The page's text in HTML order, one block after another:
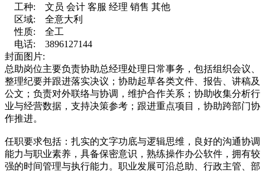
工种:
文员 会计 客服 经理 销售 其他
区域:
全意大利
性质:
全工
电话:
3896127144
封面图片:
总助岗位主要负责协助总经理处理日常事务，包括组织会议、
整理纪要并跟进落实决议；协助起草各类文件、报告、讲稿及
公文；负责对外联络与协调，维护合作关系；协助收集分析行
业与经营数据，支持决策参考；跟进重点项目，协助跨部门协
作推进。
任职要求包括：扎实的文字功底与逻辑思维，良好的沟通协调
能力与职业素养，具备保密意识，熟练操作办公软件，拥有较
强的时间管理与执行能力。职业发展可沿总助、行政主管、部